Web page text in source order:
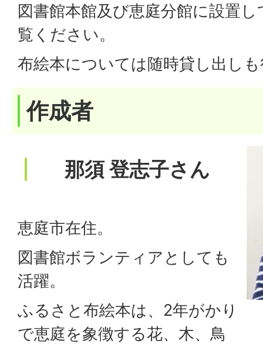
図書館本館及び恵庭分館に設置
覧ください。
布絵本については随時貸し出し
作成者
那須 登志子さん
恵庭市在住。
図書館ボランティアとしても
活躍。
ふるさと布絵本は、2年がかり
で恵庭を象徴する花、木、鳥